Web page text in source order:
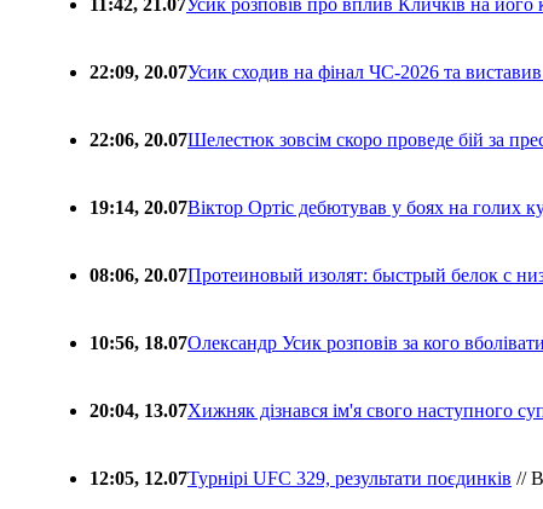
22:09, 20.07Усик сходив на фінал ЧС-2026 та
22:06, 20.07Шелестюк зовсім скоро проведе бій за
19:14, 20.07Віктор Ортіс дебютував у боях на голих
08:06, 20.07Протеиновый изолят: быстрый белок с
10:56, 18.07Олександр Усик розповів за кого
20:04, 13.07Хижняк дізнався ім'я свого наступного
12:05, 12.07Турнірі UFC 329, результати поєдинків //